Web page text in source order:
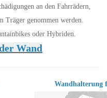
an den Fahrrädern,
Träger genommen werden.
oder Hybriden.
Wand
Wandhalterung